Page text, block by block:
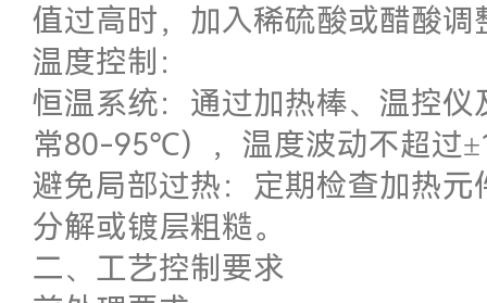
值过高时，加入稀硫酸或醋酸
温度控制：
恒温系统：通过加热棒、温控
常80-95℃），温度波动不超过
避免局部过热：定期检查加热
分解或镀层粗糙。
二、工艺控制要求